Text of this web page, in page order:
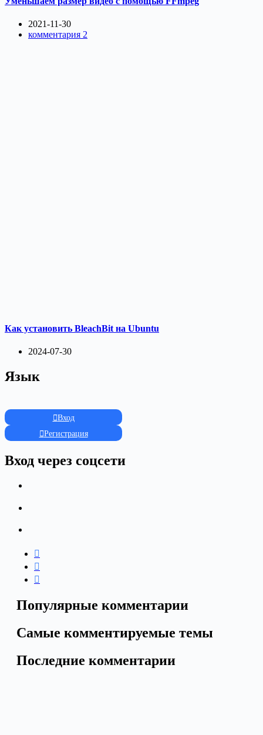
2021-11-30
комментария 2
Как установить BleachBit на Ubuntu
2024-07-30
Язык
Вход
Регистрация
Вход через соцсети
Популярные комментарии
Самые комментируемые темы
Последние комментарии